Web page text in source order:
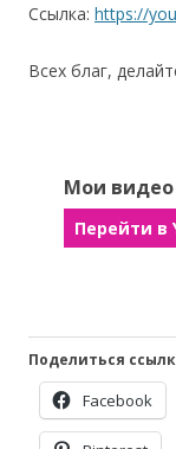
Ссылка: https://
Всех благ,
Мои видео
Перейти в
Поделиться
Facebook